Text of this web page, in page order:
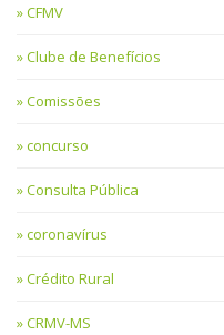
CFMV
Clube de Benefícios
Comissões
concurso
Consulta Pública
coronavírus
Crédito Rural
CRMV-MS